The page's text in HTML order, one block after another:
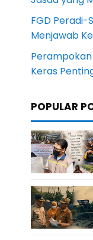
FGD Peradi-
Menjawab
Keras
POPULAR